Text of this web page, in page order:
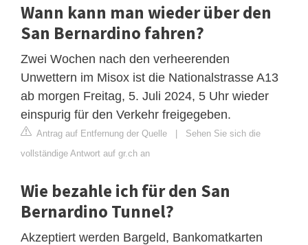
Wann kann man wieder über den
San Bernardino fahren?
Zwei Wochen nach den verheerenden
Unwettern im Misox ist die Nationalstrasse A13
ab morgen Freitag, 5. Juli 2024, 5 Uhr wieder
einspurig für den Verkehr freigegeben.
Antrag auf Entfernung der Quelle | Sehen Sie sich die
vollständige Antwort auf gr.ch an
Wie bezahle ich für den San
Bernardino Tunnel?
Akzeptiert werden Bargeld, Bankomatkarten